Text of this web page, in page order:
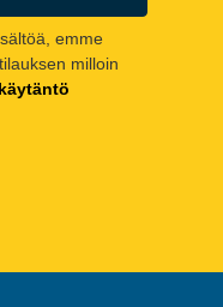
emme
milloin